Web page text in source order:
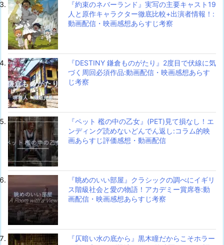
『約束のネバーランド』実写の主要キャスト19
人と原作キャラクター徹底比較+出演者情報！:
動画配信・映画感想あらすじ考察
『DESTINY 鎌倉ものがたり』2度目で伏線に気
づく周回必須作品:動画配信・映画感想あらす
じ考察
『ペット 檻の中の乙女』(PET)見て損なし！エ
ンディング読めないどんでん返し:コラム的映
画あらすじ評価感想・動画配信
『眺めのいい部屋』クラシックの調べにイギリ
ス階級社会と愛の物語！アカデミー賞席巻:動
画配信・映画感想あらすじ考察
『仄暗い水の底から』黒木瞳だからこそホラー